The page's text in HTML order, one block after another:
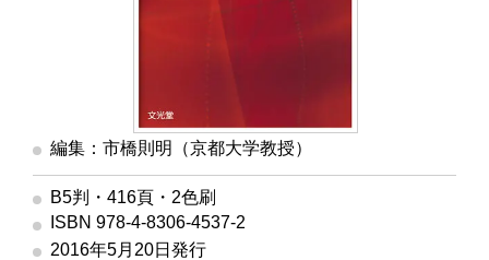
編集：市橋則明（京都大学教授）
B5判・416頁・2色刷
ISBN 978-4-8306-4537-2
2016年5月20日発行